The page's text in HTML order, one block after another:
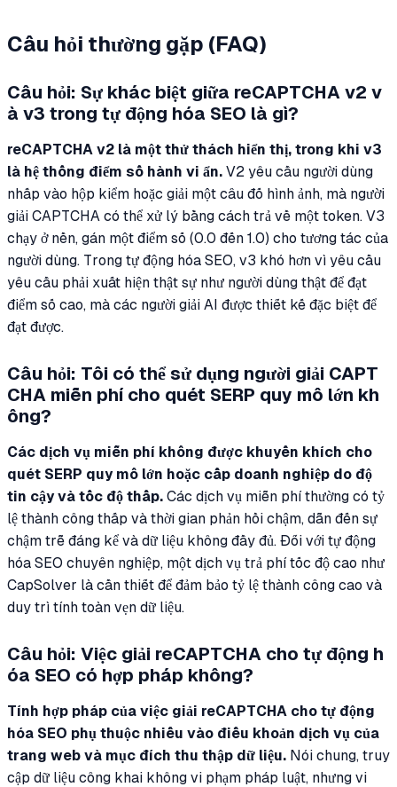
Câu hỏi thường gặp (FAQ)
Câu hỏi: Sự khác biệt giữa reCAPTCHA v2 v
à v3 trong tự động hóa SEO là gì?
reCAPTCHA v2 là một thử thách hiển thị, trong khi v3
là hệ thống điểm số hành vi ẩn. V2 yêu cầu người dùng
nhấp vào hộp kiểm hoặc giải một câu đố hình ảnh, mà người
giải CAPTCHA có thể xử lý bằng cách trả về một token. V3
chạy ở nền, gán một điểm số (0.0 đến 1.0) cho tương tác của
người dùng. Trong tự động hóa SEO, v3 khó hơn vì yêu cầu
yêu cầu phải xuất hiện thật sự như người dùng thật để đạt
điểm số cao, mà các người giải AI được thiết kế đặc biệt để
đạt được.
Câu hỏi: Tôi có thể sử dụng người giải CAPT
CHA miễn phí cho quét SERP quy mô lớn kh
ông?
Các dịch vụ miễn phí không được khuyến khích cho
quét SERP quy mô lớn hoặc cấp doanh nghiệp do độ
tin cậy và tốc độ thấp. Các dịch vụ miễn phí thường có tỷ
lệ thành công thấp và thời gian phản hồi chậm, dẫn đến sự
chậm trễ đáng kể và dữ liệu không đầy đủ. Đối với tự động
hóa SEO chuyên nghiệp, một dịch vụ trả phí tốc độ cao như
CapSolver là cần thiết để đảm bảo tỷ lệ thành công cao và
duy trì tính toàn vẹn dữ liệu.
Câu hỏi: Việc giải reCAPTCHA cho tự động h
óa SEO có hợp pháp không?
Tính hợp pháp của việc giải reCAPTCHA cho tự động
hóa SEO phụ thuộc nhiều vào điều khoản dịch vụ của
trang web và mục đích thu thập dữ liệu. Nói chung, truy
cập dữ liệu công khai không vi phạm pháp luật, nhưng vi